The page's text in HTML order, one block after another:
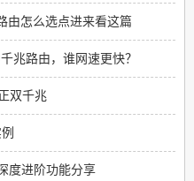
由怎么选点进来看这篇
兆路由，谁网速更快？
双千兆
度进阶功能分享